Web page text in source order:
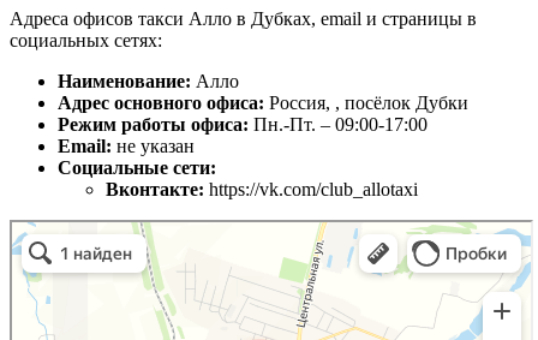
Адреса офисов такси Алло в Дубках, email и страницы в
социальных сетях:
Наименование: Алло
Адрес основного офиса: Россия, , посёлок Дубки
Режим работы офиса: Пн.-Пт. – 09:00-17:00
Email: не указан
Социальные сети:
Вконтакте: https://vk.com/club_allotaxi